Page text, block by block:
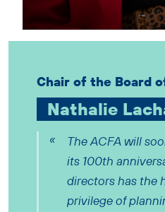
Chair of the Board
Nathalie
The ACFA will
its 100th
directors has the
privilege of